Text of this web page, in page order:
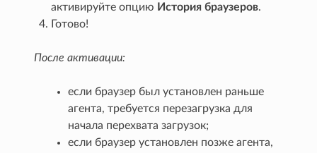
активируйте опцию История браузеров.
Готово!
После активации:
если браузер был установлен раньше
агента, требуется перезагрузка для
начала перехвата загрузок;
если браузер установлен позже агента,